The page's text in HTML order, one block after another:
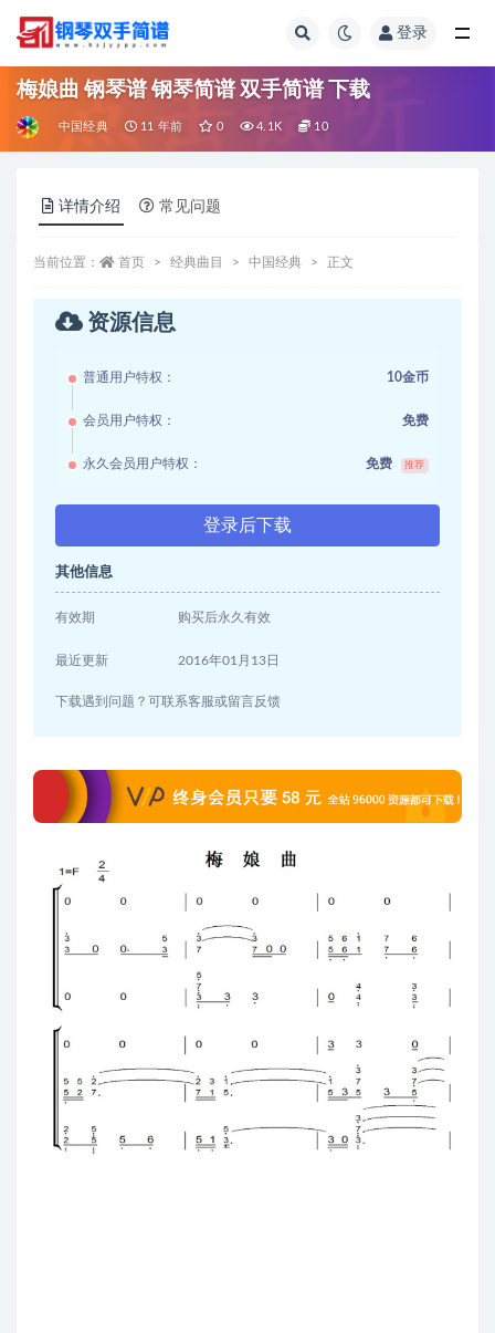
登录
梅娘曲 钢琴谱 钢琴简谱 双手简谱 下载
中国经典 11 年前 0 4.1K 10
详情介绍 常见问题
当前位置： 首页 经典曲目 中国经典 正文
资源信息
普通用户特权： 10金币
会员用户特权： 免费
永久会员用户特权： 免费 推荐
登录后下载
其他信息
有效期 购买后永久有效
最近更新 2016年01月13日
下载遇到问题？可联系客服或留言反馈